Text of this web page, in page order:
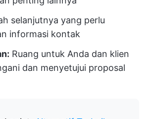
selanjutnya yang perlu
informasi kontak
Ruang untuk Anda dan klien
dan menyetujui proposal